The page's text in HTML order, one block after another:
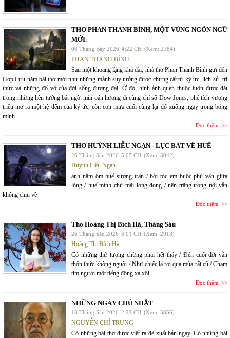
THƠ PHAN THANH BÌNH, MỘT VÙNG NGÔN NGỮ
MỚI.
08 Tháng Bảy 2026 4:22 CH (Xem: 2384)
PHAN THANH BÌNH
Sau một khoảng lặng khá dài, nhà thơ Phan Thanh Bình gửi đến
Hợp Lưu năm bài thơ mới như những mảnh suy tưởng được chưng cất từ ký ức, lịch sử, tri
thức và những đổ vỡ của đời sống đương đại. Ở đó, hình ảnh quen thuộc luôn được đặt
trong những liên tưởng bất ngờ: mùi oản hương đi cùng chỉ số Dow Jones, phế tích vương
triều mở ra một hệ đếm của ký ức, còn cơn mưa cuối cùng lại đổ xuống ngay trong bóng
mình.
Đọc thêm
THƠ HUỲNH LIỄU NGẠN - LỤC BÁT VỀ HUẾ
26 Tháng Sáu 2026 5:05 CH (Xem: 3042)
Huỳnh Liễu Ngạn
anh nằm ôm huế sượng trân / bởi tóc em buộc phù vân giữa
lòng / huế mình chừ mãi long đong / nên trăng trong nội vẫn
không chịu về
Đọc thêm
Thơ Hoàng Thị Bích Hà, Tháng Sáu
26 Tháng Sáu 2026 3:01 CH (Xem: 2913)
Hoàng Thị Bích Hà
Có những thứ tưởng chừng phai hết thảy / Đến cuối đời vẫn
thổn thức không nguôi / Như chiếc lá rơi qua mùa rất cũ / Chạm
tim người một tiếng động xa xôi.
Đọc thêm
NHỮNG NGÀY CHỦ NHẬT
18 Tháng Sáu 2026 2:22 CH (Xem: 3856)
NGUYỄN CHÍ TRUNG
Có những bài thơ được viết ra để xuất bản ngay. Có những bài